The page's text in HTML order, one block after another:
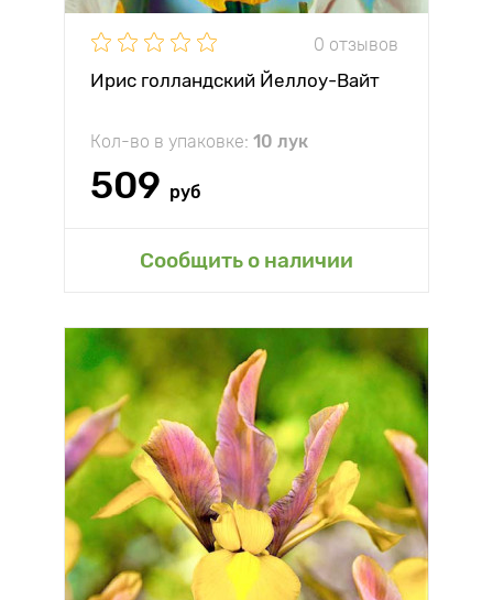
0 отзывов
Ирис голландский Йеллоу-Вайт
Кол-во в упаковке: 10 лук
509 руб
Сообщить о наличии